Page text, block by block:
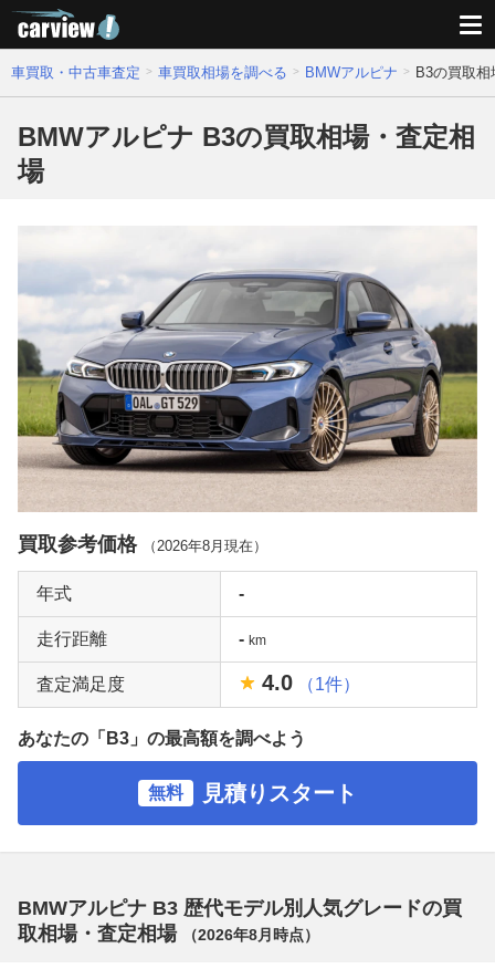
車買取・中古車査定 車買取相場を調べる BMWアルピナ B3の買取
BMWアルピナ B3の買取相場・査定相
場
買取参考価格 （ 2026年8月 現在）
年式 -
走行距離 - km
査定満足度 4.0 （1件）
あなたの「B3」の最高額を調べよう
無料 見積りスタート
BMWアルピナ B3 歴代モデル別人気グレードの買
取相場・査定相場
（2026年8月 時点）